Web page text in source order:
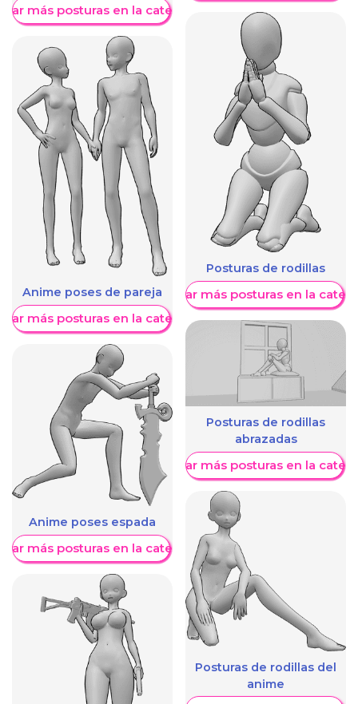
más posturas en la categoría
Anime poses de pareja
más posturas en la categoría
Anime poses espada
más posturas en la categoría
Posturas de rodillas
Mostrar más posturas en la
Posturas de rodillas
abrazadas
Mostrar más posturas en la
Posturas de rodillas del
anime